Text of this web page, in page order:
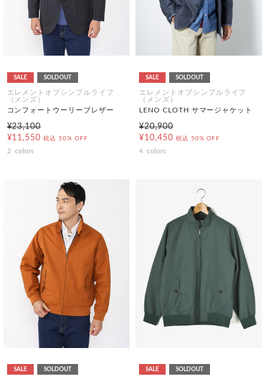
SALE SOLDOUT
エレメントオブシンプルライフ
（メンズ）
コンフォートウーリーブレザー
¥23,100
¥11,550 税込 50% OFF
2 colors
SALE SOLDOUT
エレメントオブシンプルライフ
（メンズ）
LENO CLOTH サマージャケット
¥20,900
¥10,450 税込 50% OFF
4 colors
SALE SOLDOUT SALE SOLDOUT